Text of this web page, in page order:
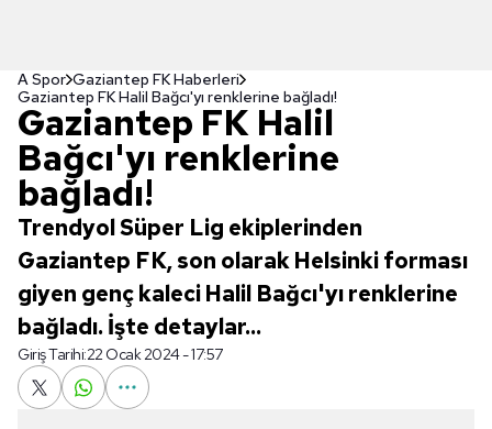
A Spor Gaziantep FK Haberleri
Gaziantep FK Halil Bağcı'yı renklerine bağladı!
Gaziantep FK Halil
Bağcı'yı renklerine
bağladı!
Trendyol Süper Lig ekiplerinden
Gaziantep FK, son olarak Helsinki forması
giyen genç kaleci Halil Bağcı'yı renklerine
bağladı. İşte detaylar...
Giriş Tarihi:22 Ocak 2024 - 17:57